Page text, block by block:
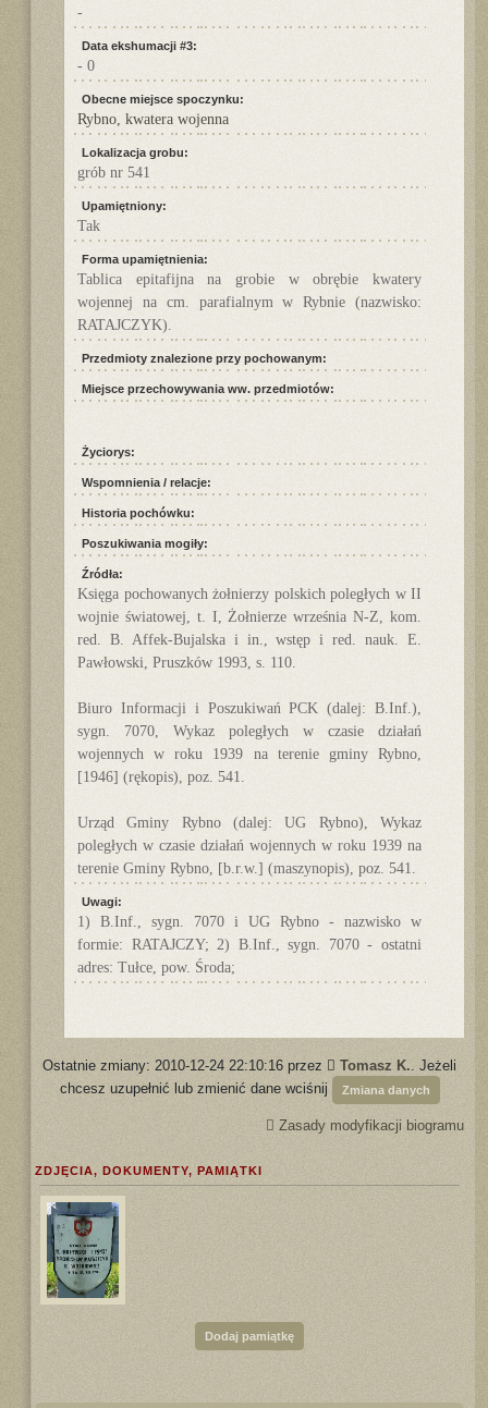
-
Data ekshumacji #3:
- 0
Obecne miejsce spoczynku:
Rybno, kwatera wojenna
Lokalizacja grobu:
grób nr 541
Upamiętniony:
Tak
Forma upamiętnienia:
Tablica epitafijna na grobie w obrębie kwatery
wojennej na cm. parafialnym w Rybnie (nazwisko:
RATAJCZYK).
Przedmioty znalezione przy pochowanym:
Miejsce przechowywania ww. przedmiotów:
Życiorys:
Wspomnienia / relacje:
Historia pochówku:
Poszukiwania mogiły:
Źródła:
Księga pochowanych żołnierzy polskich poległych w II
wojnie światowej, t. I, Żołnierze września N-Z, kom.
red. B. Affek-Bujalska i in., wstęp i red. nauk. E.
Pawłowski, Pruszków 1993, s. 110.
Biuro Informacji i Poszukiwań PCK (dalej: B.Inf.),
sygn. 7070, Wykaz poległych w czasie działań
wojennych w roku 1939 na terenie gminy Rybno,
[1946] (rękopis), poz. 541.
Urząd Gminy Rybno (dalej: UG Rybno), Wykaz
poległych w czasie działań wojennych w roku 1939 na
terenie Gminy Rybno, [b.r.w.] (maszynopis), poz. 541.
Uwagi:
1) B.Inf., sygn. 7070 i UG Rybno - nazwisko w
formie: RATAJCZY; 2) B.Inf., sygn. 7070 - ostatni
adres: Tułce, pow. Środa;
Ostatnie zmiany: 2010-12-24 22:10:16 przez Tomasz K.. Jeżeli
chcesz uzupełnić lub zmienić dane wciśnij
Zmiana danych
Zasady modyfikacji biogramu
ZDJĘCIA, DOKUMENTY, PAMIĄTKI
Dodaj pamiątkę